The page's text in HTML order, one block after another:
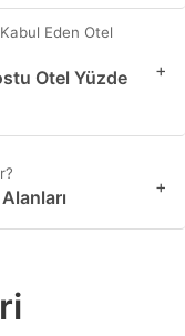
Eden Otel
Otel Yüzde
+
+